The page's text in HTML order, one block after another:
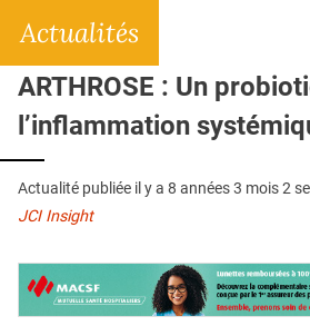
L'APP
QUI SOMMES-NOUS ?
PUBLICITÉ
CONDITIONS GÉNÉRALES
CONTACT
Actualités
ARTHROSE : Un
l’inflammation
Actualité publiée il y a 8 années 3 mois 2
JCI Insight